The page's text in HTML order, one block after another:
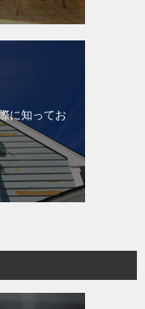
に知ってお